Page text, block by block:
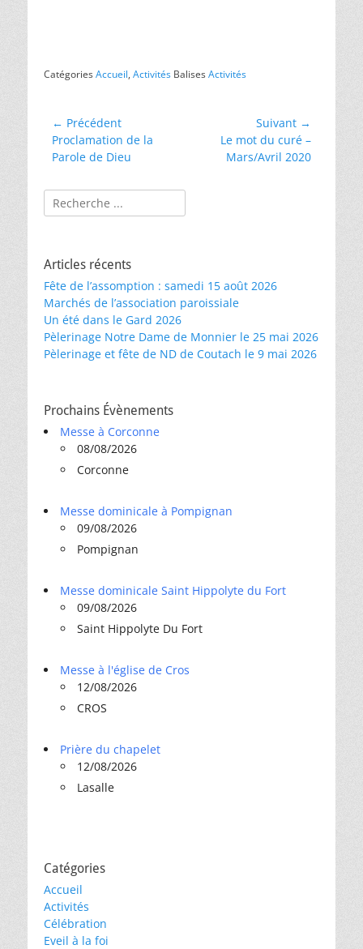
CatégoriesAccueil, Activités BalisesActivités
Navigation
de
l’article
← Précédent
Article
précédent :
Proclamation de la
Parole de Dieu
Suivant →
Le mot du curé –
Mars/Avril 2020
Rechercher :
Articles récents
Fête de l’assomption : samedi 15 août 2026
Marchés de l’association paroissiale
Un été dans le Gard 2026
Pèlerinage Notre Dame de Monnier le 25 mai 2026
Pèlerinage et fête de ND de Coutach le 9 mai 2026
Prochains Évènements
Messe à Corconne
08/08/2026
Corconne
Messe dominicale à Pompignan
09/08/2026
Pompignan
Messe dominicale Saint Hippolyte du Fort
09/08/2026
Saint Hippolyte Du Fort
Messe à l'église de Cros
12/08/2026
CROS
Prière du chapelet
12/08/2026
Lasalle
Catégories
Accueil
Activités
Célébration
Eveil à la foi